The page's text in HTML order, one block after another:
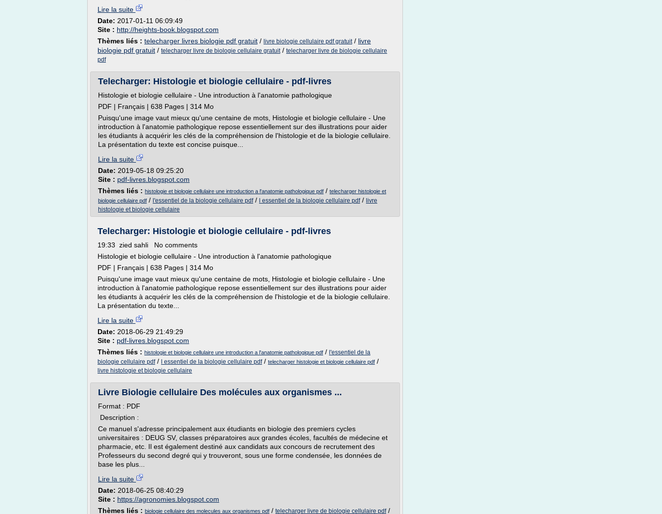
Lire la suite
Date: 2017-01-11 06:09:49
Site : http://heights-book.blogspot.com
Thèmes liés : telecharger livres biologie pdf gratuit / livre biologie cellulaire pdf gratuit/ livre
biologie pdf gratuit / telecharger livre de biologie cellulaire gratuit/ telecharger livre de biologie cellulaire
pdf
Telecharger: Histologie et biologie cellulaire - pdf-livres
Histologie et biologie cellulaire - Une introduction à l'anatomie pathologique
PDF | Français | 638 Pages | 314 Mo
Puisqu'une image vaut mieux qu'une centaine de mots, Histologie et biologie cellulaire - Une
introduction à l'anatomie pathologique repose essentiellement sur des illustrations pour aider
les étudiants à acquérir les clés de la compréhension de l'histologie et de la biologie cellulaire.
La présentation du texte est concise puisque...
Lire la suite
Date: 2019-05-18 09:25:20
Site : pdf-livres.blogspot.com
Thèmes liés : histologie et biologie cellulaire une introduction a l'anatomie pathologique pdf / telecharger histologie et
biologie cellulaire pdf / l'essentiel de la biologie cellulaire pdf/ l essentiel de la biologie cellulaire pdf/ livre
histologie et biologie cellulaire
Telecharger: Histologie et biologie cellulaire - pdf-livres
19:33 zied sahli No comments
Histologie et biologie cellulaire - Une introduction à l'anatomie pathologique
PDF | Français | 638 Pages | 314 Mo
Puisqu'une image vaut mieux qu'une centaine de mots, Histologie et biologie cellulaire - Une
introduction à l'anatomie pathologique repose essentiellement sur des illustrations pour aider
les étudiants à acquérir les clés de la compréhension de l'histologie et de la biologie cellulaire.
La présentation du texte...
Lire la suite
Date: 2018-06-29 21:49:29
Site : pdf-livres.blogspot.com
Thèmes liés : histologie et biologie cellulaire une introduction a l'anatomie pathologique pdf / l'essentiel de la
biologie cellulaire pdf/ l essentiel de la biologie cellulaire pdf/ telecharger histologie et biologie cellulaire pdf /
livre histologie et biologie cellulaire
Livre Biologie cellulaire Des molécules aux organismes ...
Format : PDF
Description :
Ce manuel s'adresse principalement aux étudiants en biologie des premiers cycles
universitaires : DEUG SV, classes préparatoires aux grandes écoles, facultés de médecine et
pharmacie, etc. Il est également destiné aux candidats aux concours de recrutement des
Professeurs du second degré qui y trouveront, sous une forme condensée, les données de
base les plus...
Lire la suite
Date: 2018-06-25 08:40:29
Site : https://agronomies.blogspot.com
Thèmes liés : biologie cellulaire des molecules aux organismes pdf / telecharger livre de biologie cellulaire pdf/